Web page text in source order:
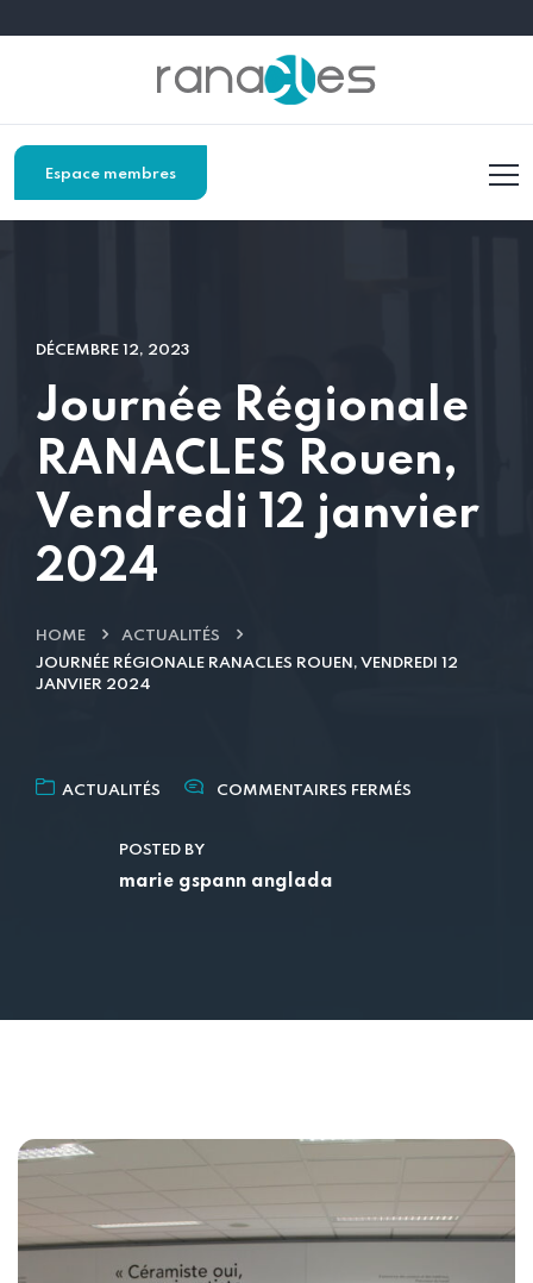
Espace membres
DÉCEMBRE 12, 2023
Journée Régionale
RANACLES Rouen,
Vendredi 12 janvier
2024
HOME
ACTUALITÉS
JOURNÉE RÉGIONALE RANACLES ROUEN, VENDREDI 12
JANVIER 2024
ACTUALITÉS COMMENTAIRES FERMÉS
POSTED BY
marie gspann anglada